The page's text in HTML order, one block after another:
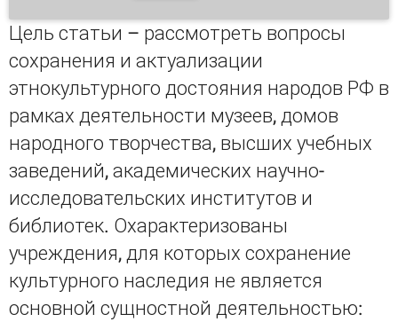
Цель статьи – рассмотреть вопросы
сохранения и актуализации
этнокультурного достояния народов РФ в
рамках деятельности музеев, домов
народного творчества, высших учебных
заведений, академических научно-
исследовательских институтов и
библиотек. Охарактеризованы
учреждения, для которых сохранение
культурного наследия не является
основной сущностной деятельностью: